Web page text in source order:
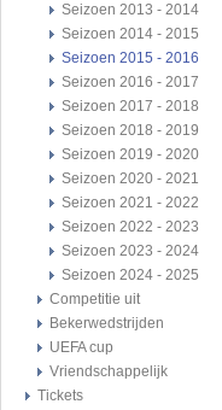
Seizoen 2013 - 2014
Seizoen 2014 - 2015
Seizoen 2015 - 2016
Seizoen 2016 - 2017
Seizoen 2017 - 2018
Seizoen 2018 - 2019
Seizoen 2019 - 2020
Seizoen 2020 - 2021
Seizoen 2021 - 2022
Seizoen 2022 - 2023
Seizoen 2023 - 2024
Seizoen 2024 - 2025
Competitie uit
Bekerwedstrijden
UEFA cup
Vriendschappelijk
Tickets